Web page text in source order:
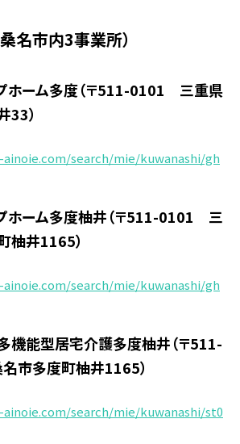
名市内3事業所）
ホーム多度（〒511-0101 三重県
33）
search/mie/kuwanashi/gh
ホーム多度柚井（〒511-0101 三
柚井1165）
search/mie/kuwanashi/gh
能型居宅介護多度柚井（〒511-
市多度町柚井1165）
search/mie/kuwanashi/st0